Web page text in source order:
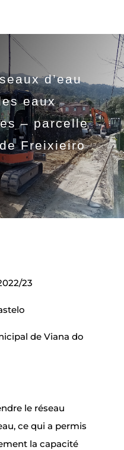
d’eau
eaux
– parcelle
Freixieiro
23
de Viana do
le réseau
ce qui a permis
la capacité